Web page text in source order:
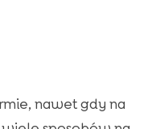
nawet gdy na